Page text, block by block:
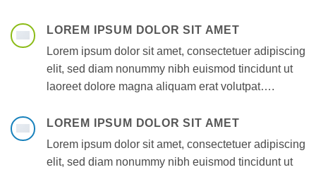
LOREM IPSUM DOLOR SIT AMET
Lorem ipsum dolor sit amet, consectetuer adipiscing
elit, sed diam nonummy nibh euismod tincidunt ut
laoreet dolore magna aliquam erat volutpat….
LOREM IPSUM DOLOR SIT AMET
Lorem ipsum dolor sit amet, consectetuer adipiscing
elit, sed diam nonummy nibh euismod tincidunt ut